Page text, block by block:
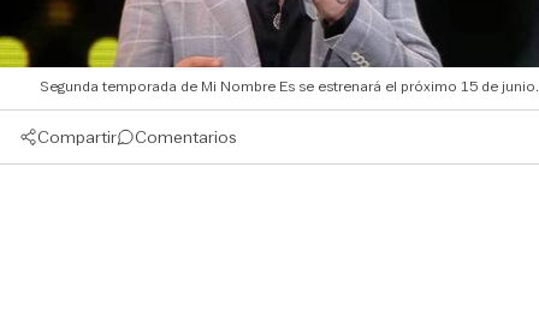
Segunda temporada de Mi Nombre Es se estrenará el próximo 15 de junio.
Compartir Comentarios